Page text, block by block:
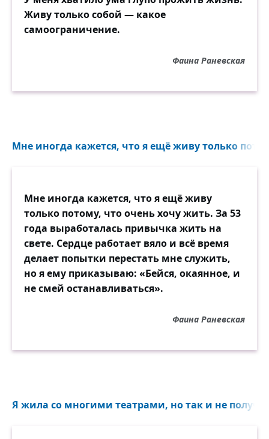
Живу только собой — какое
самоограничение.
Фаина Раневская
Мне иногда кажется, что я ещё живу только
Мне иногда кажется, что я ещё живу
только потому, что очень хочу жить. За 53
года выработалась привычка жить на
свете. Сердце работает вяло и всё время
делает попытки перестать мне служить,
но я ему приказываю: «Бейся, окаянное, и
не смей останавливаться».
Фаина Раневская
Я жила со многими театрами, но так и не